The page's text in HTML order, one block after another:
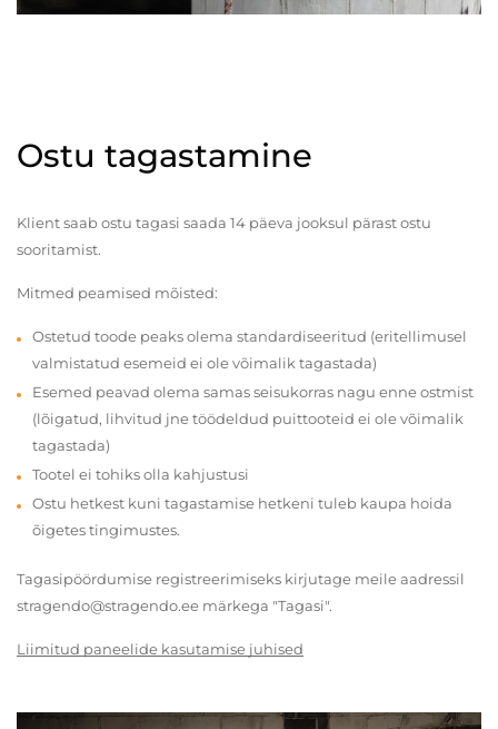
Ostu tagastamine
Klient saab ostu tagasi saada 14 päeva jooksul pärast ostu
sooritamist.
Mitmed peamised mõisted:
Ostetud toode peaks olema standardiseeritud (eritellimusel
valmistatud esemeid ei ole võimalik tagastada)
Esemed peavad olema samas seisukorras nagu enne ostmist
(lõigatud, lihvitud jne töödeldud puittooteid ei ole võimalik
tagastada)
Tootel ei tohiks olla kahjustusi
Ostu hetkest kuni tagastamise hetkeni tuleb kaupa hoida
õigetes tingimustes.
Tagasipöördumise registreerimiseks kirjutage meile aadressil
stragendo@stragendo.ee märkega "Tagasi".
Liimitud paneelide kasutamise juhised